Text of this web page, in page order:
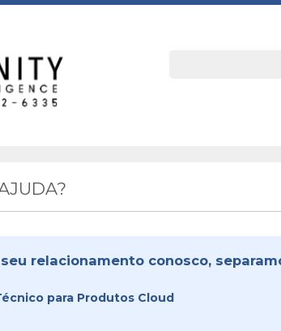
relacionamento conosco,
para Produtos Cloud